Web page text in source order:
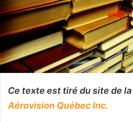
Ce texte est tiré du site de la
Aérovision Québec Inc.